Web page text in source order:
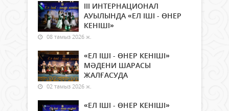
ІІІ ИНТЕРНАЦИОНАЛ
АУЫЛЫНДА «ЕЛ ІШІ - ӨНЕР
КЕНІШІ»
08 тамыз 2026 ж.
«ЕЛ ІШІ - ӨНЕР КЕНІШІ»
МӘДЕНИ ШАРАСЫ
ЖАЛҒАСУДА
02 тамыз 2026 ж.
«ЕЛ ІШІ - ӨНЕР КЕНІШІ»